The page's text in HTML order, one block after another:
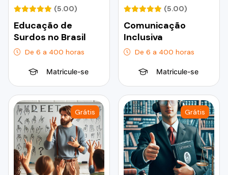
(5.00)
Educação de
Surdos no Brasil
De 6 a 400 horas
Matricule-se
(5.00)
Comunicação
Inclusiva
De 6 a 400 horas
Matricule-se
Grátis Grátis